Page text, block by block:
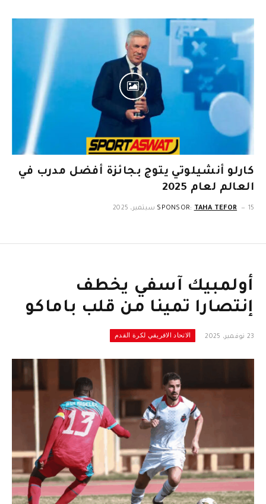
كارلو أنشيلوتي يتوج بجائزة أفضل مدرب في
العالم لعام 2025
SPONSOR: TAHA TEFOR 15 سبتمبر، 2025
أولمبيك آسفي يخطف
إنتصارا تمينا من قلب باماكو
23 نوفمبر، 2025 الاتحاد الافريقي لكرة القدم